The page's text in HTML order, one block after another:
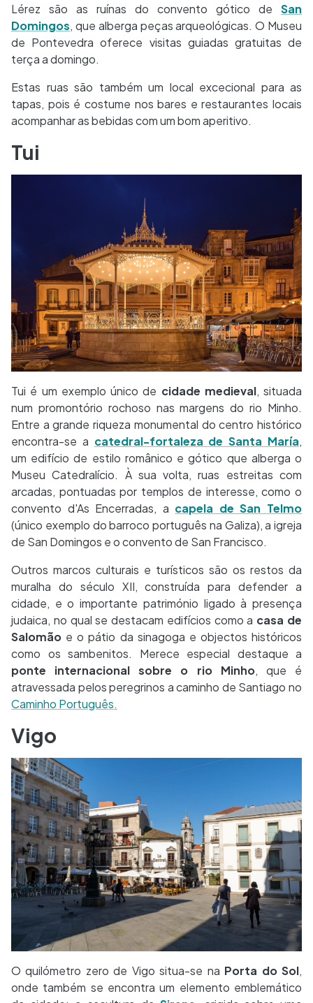
Lérez são as ruínas do convento gótico de San
Domingos, que alberga peças arqueológicas. O Museu
de Pontevedra oferece visitas guiadas gratuitas de
terça a domingo.
Estas ruas são também um local excecional para as
tapas, pois é costume nos bares e restaurantes locais
acompanhar as bebidas com um bom aperitivo.
Tui
Tui é um exemplo único de cidade medieval, situada
num promontório rochoso nas margens do rio Minho.
Entre a grande riqueza monumental do centro histórico
encontra-se a catedral-fortaleza de Santa María,
um edifício de estilo românico e gótico que alberga o
Museu Catedralício. À sua volta, ruas estreitas com
arcadas, pontuadas por templos de interesse, como o
convento d'As Encerradas, a capela de San Telmo
(único exemplo do barroco português na Galiza), a igreja
de San Domingos e o convento de San Francisco.
Outros marcos culturais e turísticos são os restos da
muralha do século XII, construída para defender a
cidade, e o importante património ligado à presença
judaica, no qual se destacam edifícios como a casa de
Salomão e o pátio da sinagoga e objectos históricos
como os sambenitos. Merece especial destaque a
ponte internacional sobre o rio Minho, que é
atravessada pelos peregrinos a caminho de Santiago no
Caminho Português.
Vigo
O quilómetro zero de Vigo situa-se na Porta do Sol,
onde também se encontra um elemento emblemático